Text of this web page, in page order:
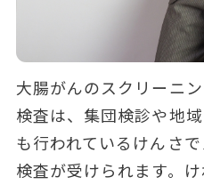
大腸がんのスクリーニ
検査は、集団検診や地
も行われているけんさ
検査が受けられます。